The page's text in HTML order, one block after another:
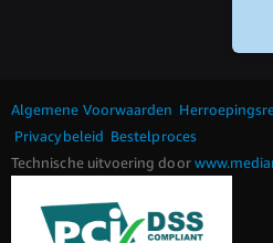
Algemene Voorwaarden
Privacybeleid Bestelproces
Technische uitvoering door